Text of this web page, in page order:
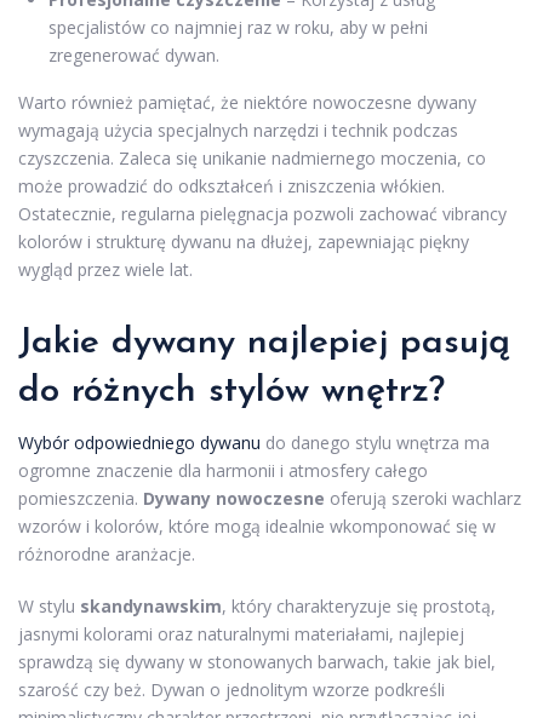
specjalistów co najmniej raz w roku, aby w pełni
zregenerować dywan.
Warto również pamiętać, że niektóre nowoczesne dywany
wymagają użycia specjalnych narzędzi i technik podczas
czyszczenia. Zaleca się unikanie nadmiernego moczenia, co
może prowadzić do odkształceń i zniszczenia włókien.
Ostatecznie, regularna pielęgnacja pozwoli zachować vibrancy
kolorów i strukturę dywanu na dłużej, zapewniając piękny
wygląd przez wiele lat.
Jakie dywany najlepiej pasują
do różnych stylów wnętrz?
Wybór odpowiedniego dywanu do danego stylu wnętrza ma
ogromne znaczenie dla harmonii i atmosfery całego
pomieszczenia. Dywany nowoczesne oferują szeroki wachlarz
wzorów i kolorów, które mogą idealnie wkomponować się w
różnorodne aranżacje.
W stylu skandynawskim, który charakteryzuje się prostotą,
jasnymi kolorami oraz naturalnymi materiałami, najlepiej
sprawdzą się dywany w stonowanych barwach, takie jak biel,
szarość czy beż. Dywan o jednolitym wzorze podkreśli